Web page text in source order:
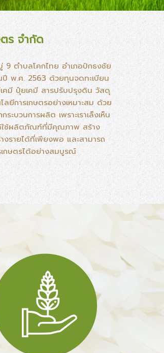
ร จำกัด
9 ตำบลโคกไทย อำเภอปักธงชัย
ปี พ.ศ. 2563 ด้วยทุนจดทะเบียน
มี ปุ๋ยเคมี สารปรับปรุงดิน วัสดุ
ลยีการเกษตรอย่างเหมาะสม ด้วย
ะบวนการผลิต เพราะเราเล็งเห็น
ด้ใช้ผลิตภัณฑ์ที่มีคุณภาพ สร้าง
ายได้ที่เพียงพอ และสามารถ
กษตรได้อย่างสมบูรณ์